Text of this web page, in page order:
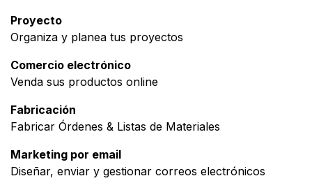
Proyecto
Organiza y planea tus proyectos
Comercio electrónico
Venda sus productos online
Fabricación
Fabricar Órdenes & Listas de Materiales
Marketing por email
Diseñar, enviar y gestionar correos electrónicos